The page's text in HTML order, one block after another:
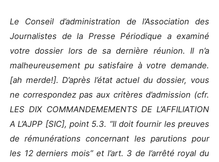
Le Conseil d’administration de l’Association des
Journalistes de la Presse Périodique a examiné
votre dossier lors de sa dernière réunion. Il n’a
malheureusement pu satisfaire à votre demande.
[ah merde!]. D’après l’état actuel du dossier, vous
ne correspondez pas aux critères d’admission (cfr.
LES DIX COMMANDEMEMENTS DE L’AFFILIATION
A L’AJPP [SIC], point 5.3. “Il doit fournir les preuves
de rémunérations concernant les parutions pour
les 12 derniers mois” et l’art. 3 de l’arrêté royal du